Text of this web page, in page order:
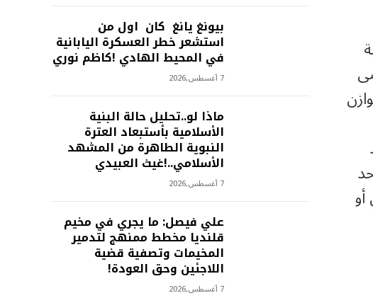
بيونغ يانغ كان اول من
استشعر خطر العسكرة اليابانية
في المحيط الهادي !كاظم نوري
7 أغسطس,2026
ماذا لو..تحليل حالة البنية
الأسلامية بأستبعاد العترة
النبوية الطاهرة من المشهد
الأسلامي..!غيث العبيدي
7 أغسطس,2026
علي فيصل: ما يجري في مخيم
قلنديا مخطط ممنهج لتدمير
المخيمات وتصفية قضية
اللاجئين وحق العودة!
7 أغسطس,2026